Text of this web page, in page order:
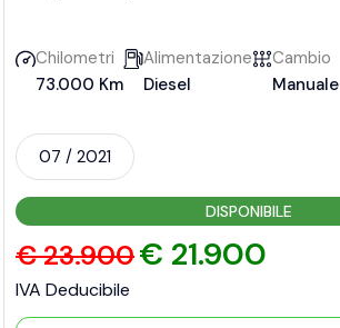
Chilometri
73.000 Km
Alimentazione
Diesel
Cambio
Manuale
07 / 2021
DISPONIBILE
€ 23.900€ 21.900
IVA Deducibile